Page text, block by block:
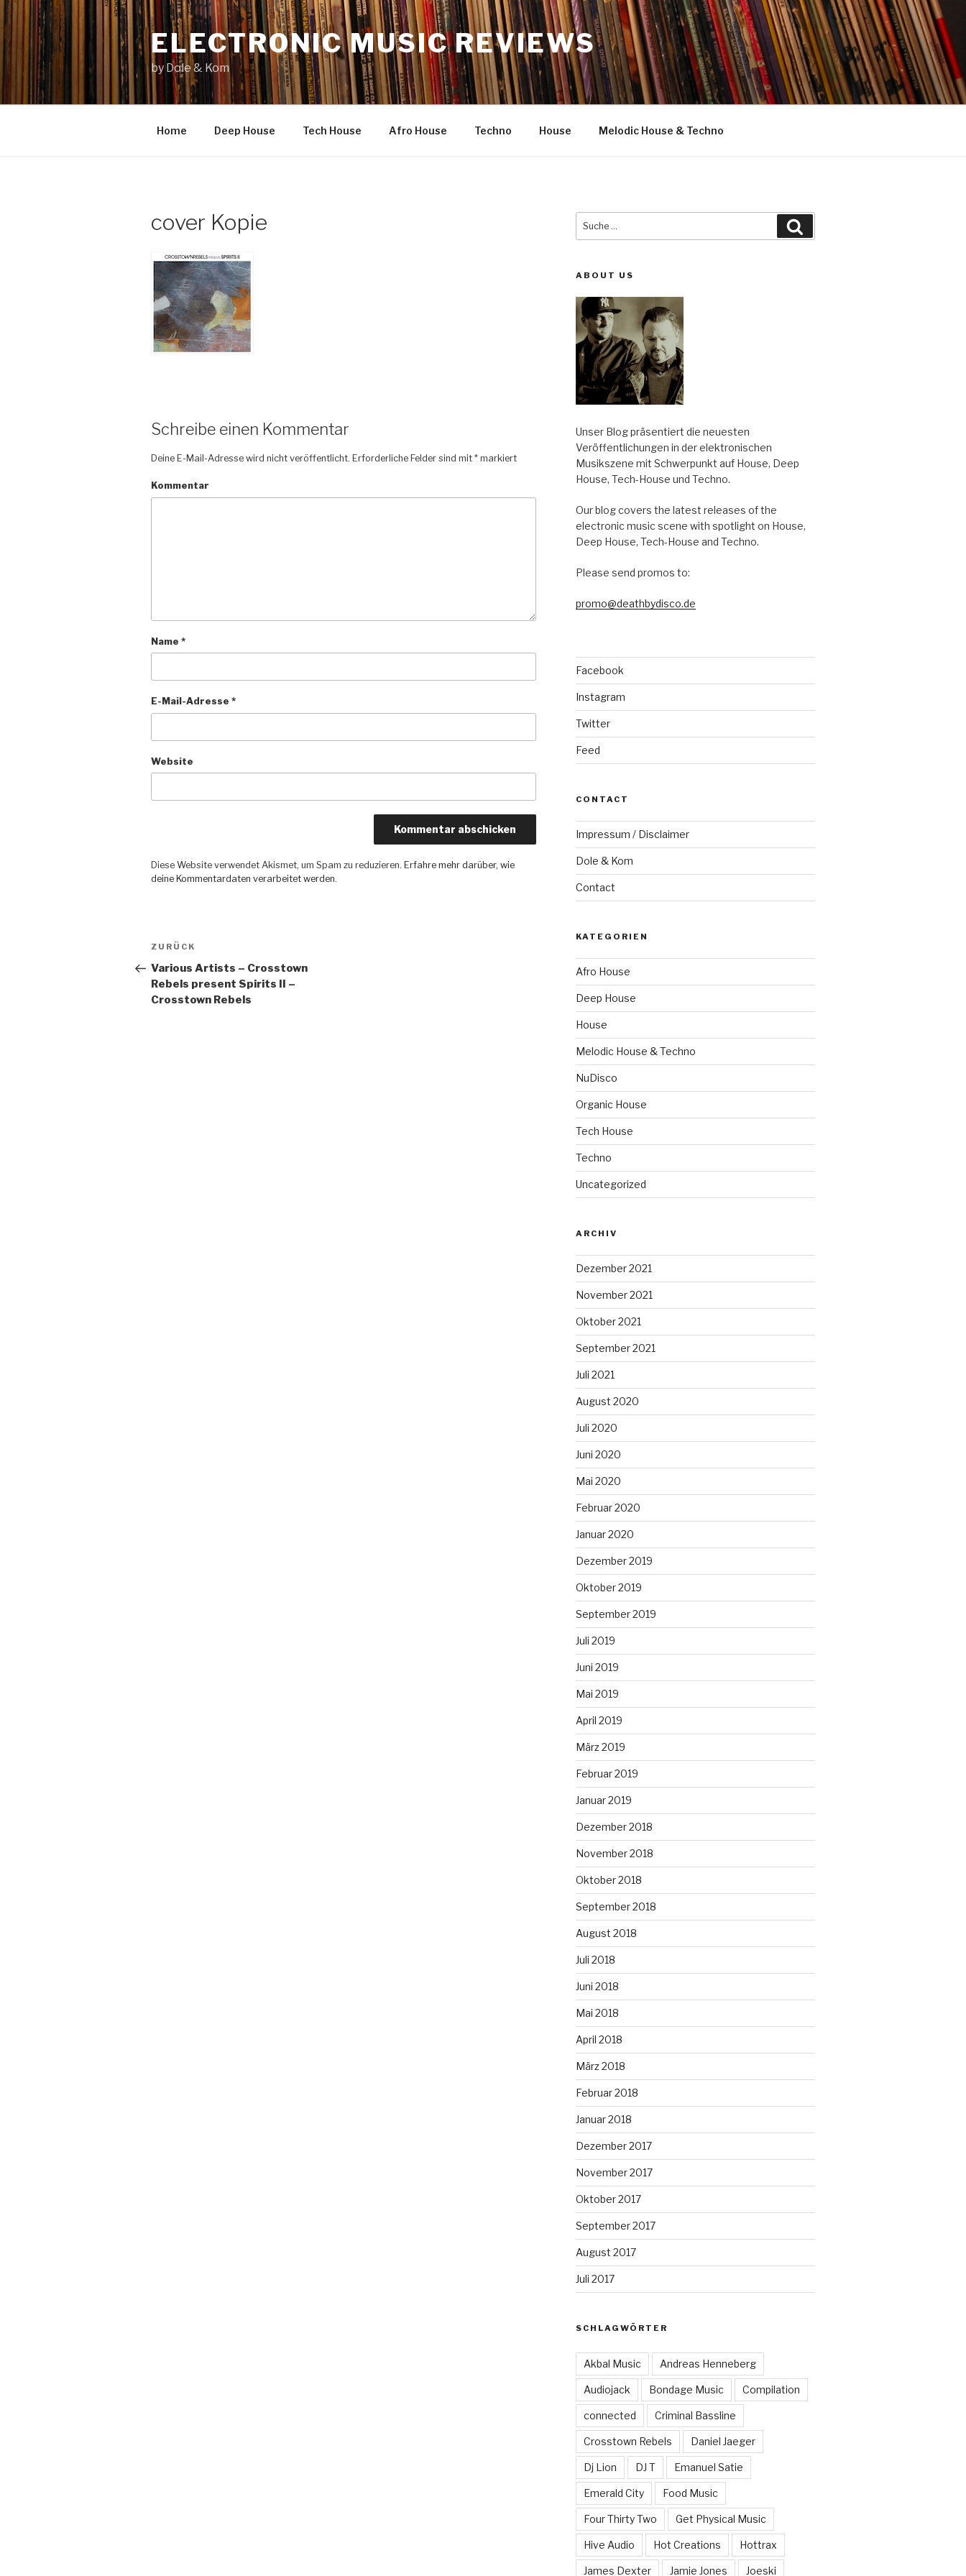
springen
ELECTRONIC MUSIC REVIEWS
by Dole & Kom
Home Deep House Tech House Afro House Techno House Melodic House & Techno
cover Kopie
Schreibe einen Kommentar
Deine E-Mail-Adresse wird nicht veröffentlicht. Erforderliche Felder sind mit* markiert
Kommentar
Name*
E-Mail-Adresse*
Website
Diese Website verwendet Akismet, um Spam zu reduzieren. Erfahre mehr darüber, wie
deine Kommentardaten verarbeitet werden.
Beitragsnavigation
Vorheriger
Beitrag
ZURÜCK
Various Artists – Crosstown
Rebels present Spirits II –
Crosstown Rebels
Suche
ABOUT US
Unser Blog präsentiert die neuesten
Veröffentlichungen in der elektronischen
Musikszene mit Schwerpunkt auf House, Deep
House, Tech-House und Techno.
Our blog covers the latest releases of the
electronic music scene with spotlight on House,
Deep House, Tech-House and Techno.
Please send promos to:
promo@deathbydisco.de
Facebook
Instagram
Twitter
Feed
CONTACT
Impressum / Disclaimer
Dole & Kom
Contact
KATEGORIEN
Afro House
Deep House
House
Melodic House & Techno
NuDisco
Organic House
Tech House
Techno
Uncategorized
ARCHIV
Dezember 2021
November 2021
Oktober 2021
September 2021
Juli 2021
August 2020
Juli 2020
Juni 2020
Mai 2020
Februar 2020
Januar 2020
Dezember 2019
Oktober 2019
September 2019
Juli 2019
Juni 2019
Mai 2019
April 2019
März 2019
Februar 2019
Januar 2019
Dezember 2018
November 2018
Oktober 2018
September 2018
August 2018
Juli 2018
Juni 2018
Mai 2018
April 2018
März 2018
Februar 2018
Januar 2018
Dezember 2017
November 2017
Oktober 2017
September 2017
August 2017
Juli 2017
SCHLAGWÖRTER
Akbal Music Andreas Henneberg
Audiojack Bondage Music Compilation
connected Criminal Bassline
Crosstown Rebels Daniel Jaeger
Dj Lion DJ T Emanuel Satie
Emerald City Food Music
Four Thirty Two Get Physical Music
Hive Audio Hot Creations Hottrax
James Dexter Jamie Jones Joeski